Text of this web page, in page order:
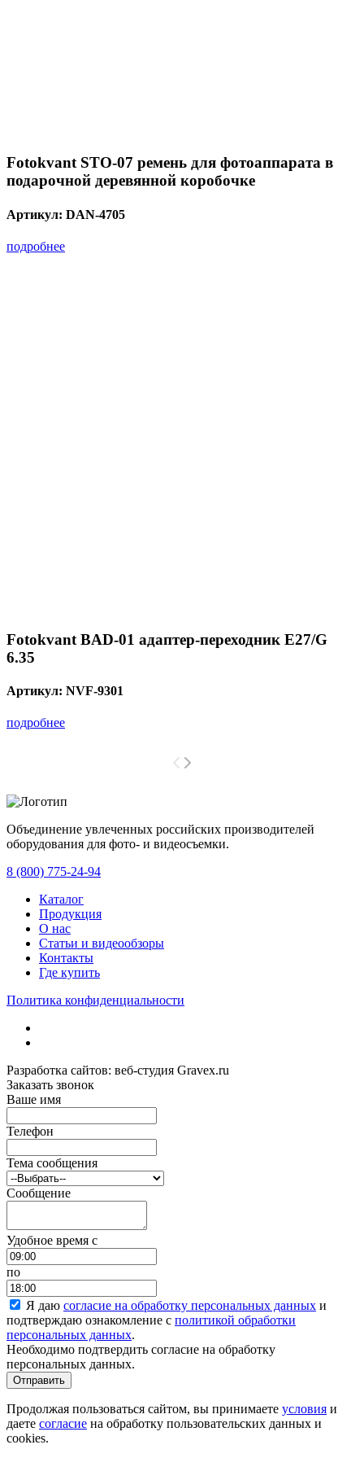
Fotokvant STO-07 ремень для фотоаппарата в
подарочной деревянной коробочке
Артикул: DAN-4705
подробнее
Fotokvant BAD-01 адаптер-переходник Е27/G
6.35
Артикул: NVF-9301
подробнее
Объединение увлеченных российских производителей
оборудования для фото- и видеосъемки.
8 (800) 775-24-94
Каталог
Продукция
О нас
Статьи и видеообзоры
Контакты
Где купить
Политика конфиденциальности
Разработка сайтов: веб-студия Gravex.ru
Заказать звонок
Ваше имя
Телефон
Тема сообщения
Сообщение
Удобное время c
по
Я даю согласие на обработку персональных данных и
подтверждаю ознакомление с политикой обработки
персональных данных.
Необходимо подтвердить согласие на обработку
персональных данных.
Отправить
Продолжая пользоваться сайтом, вы принимаете условия и
даете согласие на обработку пользовательских данных и
cookies.